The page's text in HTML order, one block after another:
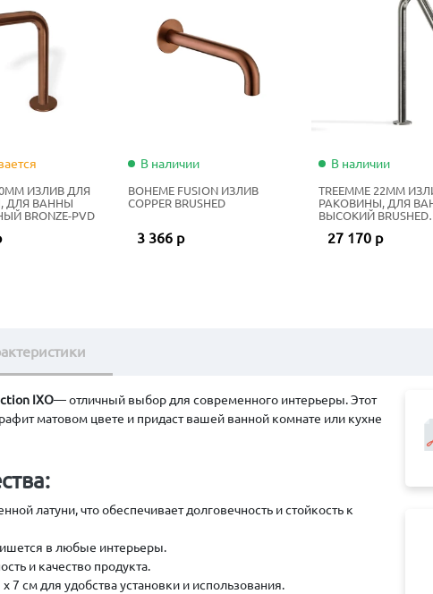
ИЗЛИВ ДЛЯ
ДЛЯ ВАННЫ
BRONZE-PVD
В наличии
BOHEME FUSION ИЗЛИВ
COPPER BRUSHED
3 366 р
В наличии
TREEMME 22MM
РАКОВИНЫ, ДЛЯ
ВЫСОКИЙ BRUSHED
27 170 р
IXO— отличный выбор для современного интерьеры. Этот
матовом цвете и придаст вашей ванной комнате или кухне
латуни, что обеспечивает долговечность и стойкость к
в любые интерьеры.
и качество продукта.
7 см для удобства установки и использования.